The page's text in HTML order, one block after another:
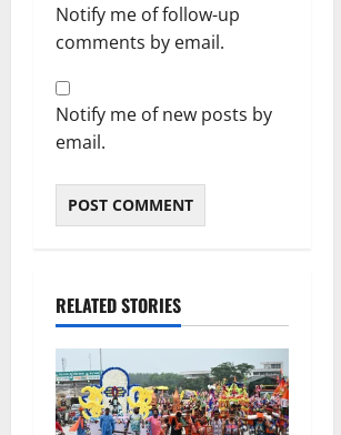
Notify me of follow-up
comments by email.
Notify me of new posts by
email.
RELATED STORIES